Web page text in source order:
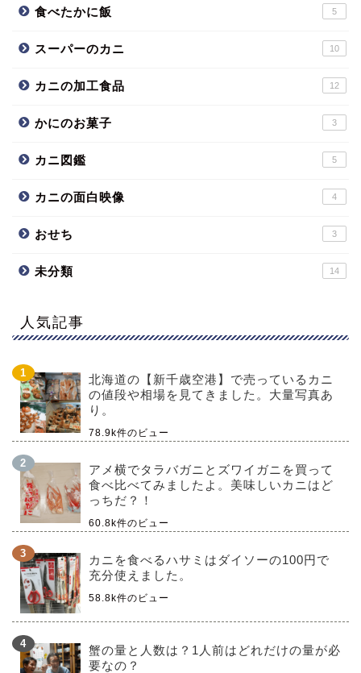
食べたかに飯 5
スーパーのカニ 10
カニの加工食品 12
かにのお菓子 3
カニ図鑑 5
カニの面白映像 4
おせち 3
未分類 14
人気記事
北海道の【新千歳空港】で売っているカニ
の値段や相場を見てきました。大量写真あ
り。
78.9k件のビュー
アメ横でタラバガニとズワイガニを買って
食べ比べてみましたよ。美味しいカニはど
っちだ？！
60.8k件のビュー
カニを食べるハサミはダイソーの100円で
充分使えました。
58.8k件のビュー
蟹の量と人数は？1人前はどれだけの量が必
要なの？